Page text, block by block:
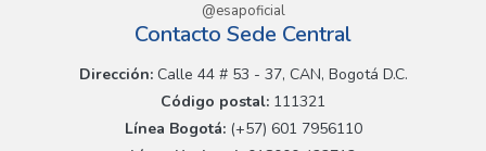
@esapoficial
Contacto Sede Central
Dirección:Calle 44 # 53 - 37, CAN, Bogotá D.C.
Código postal: 111321
Línea Bogotá:(+57) 601 7956110